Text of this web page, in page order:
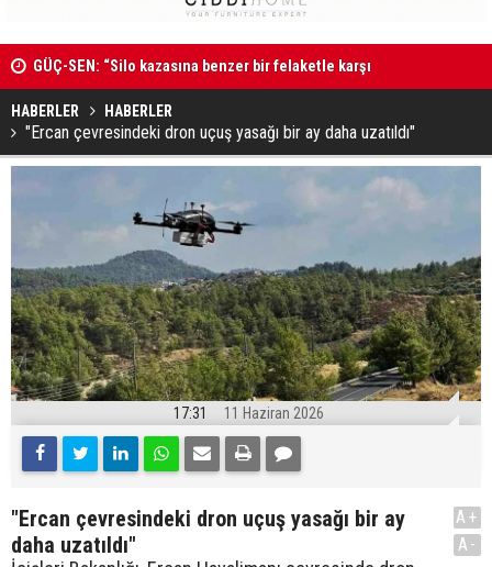
karşıya kalınmaması adına harekete geçtik
MAHKEME İLANI
HABERLER HABERLER
"Ercan çevresindeki dron uçuş yasağı bir ay daha uzatıldı"
17:31 11 Haziran 2026
"Ercan çevresindeki dron uçuş yasağı bir ay
daha uzatıldı"
A+
A-